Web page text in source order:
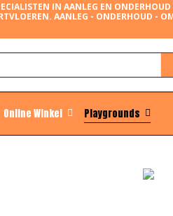
IN AANLEG EN
AANLEG - ONDERHOUD -
Online Winkel Playgrounds